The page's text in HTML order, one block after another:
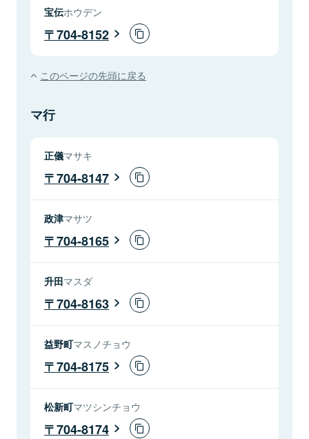
宝伝ホウデン
704-8152
このページの先頭に戻る
マ行
正儀マサキ
704-8147
政津マサツ
704-8165
升田マスダ
704-8163
益野町マスノチョウ
704-8175
松新町マツシンチョウ
704-8174